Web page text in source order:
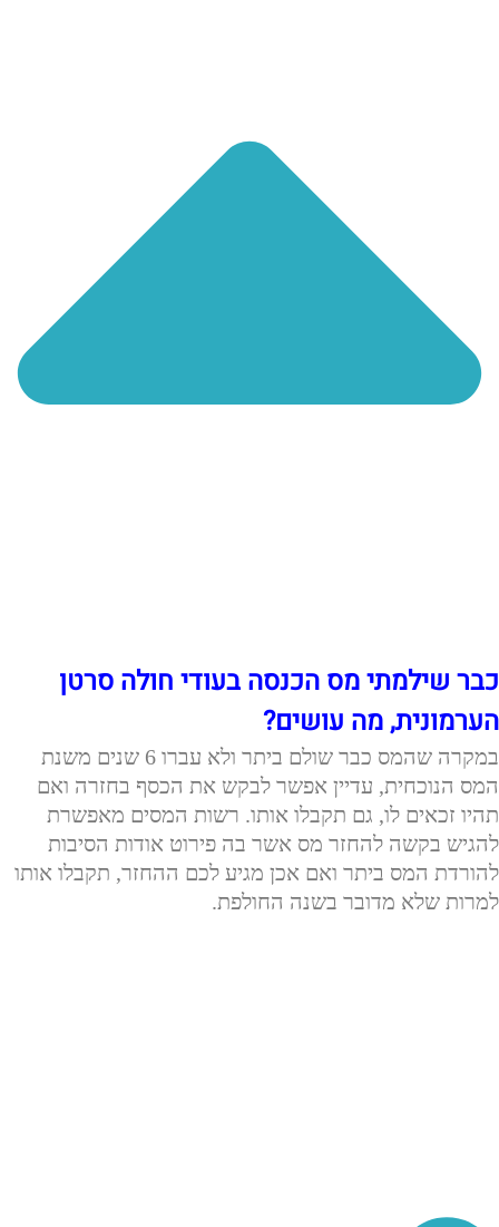
כבר שילמתי מס הכנסה בעודי חולה סרטן
הערמונית, מה עושים?
במקרה שהמס כבר שולם ביתר ולא עברו 6 שנים משנת
המס הנוכחית, עדיין אפשר לבקש את הכסף בחזרה ואם
תהיו זכאים לו, גם תקבלו אותו. רשות המסים מאפשרת
להגיש בקשה להחזר מס אשר בה פירוט אודות הסיבות
להורדת המס ביתר ואם אכן מגיע לכם ההחזר, תקבלו אותו
למרות שלא מדובר בשנה החולפת.